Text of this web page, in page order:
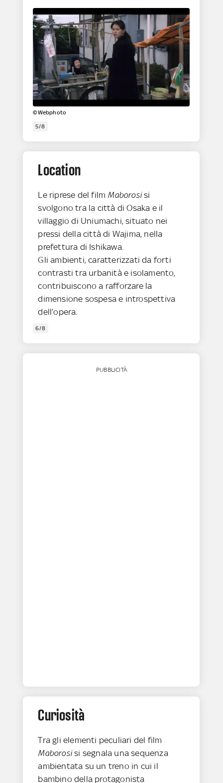
©Webphoto
5/8
Location
Le riprese del film Maborosisi
svolgono tra la città di Osaka e il
villaggio di Uniumachi, situato nei
pressi della città di Wajima, nella
prefettura di Ishikawa.
Gli ambienti, caratterizzati da forti
contrasti tra urbanità e isolamento,
contribuiscono a rafforzare la
dimensione sospesa e introspettiva
dell’opera.
6/8
PUBBLICITÀ
Curiosità
Tra gli elementi peculiari del film
Maborosisi segnala una sequenza
ambientata su un treno in cui il
bambino della protagonista